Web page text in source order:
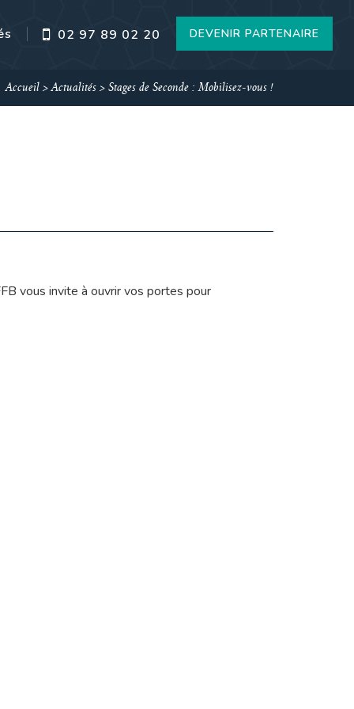
02 97 89 02 20 DEVENIR PARTENAIRE
Accueil >Actualités > Stages de Seconde : Mobilisez-vous !
vous invite à ouvrir vos portes pour